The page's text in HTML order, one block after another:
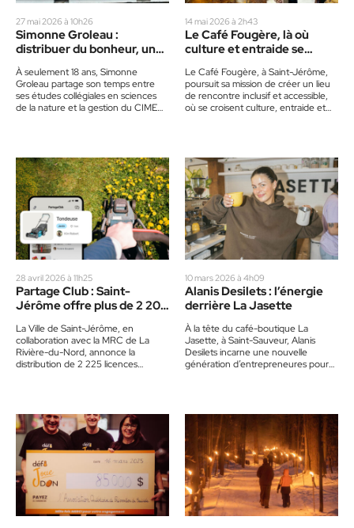
27 mai 2026 à 10h26
Simonne Groleau :
distribuer du bonheur, une
crème glacée à la fois
À seulement 18 ans, Simonne
Groleau partage son temps entre
ses études collégiales en sciences
de la nature et la gestion du CIME
14 mai 2026 à 2h43
Le Café Fougère, là où
culture et entraide se
Le Café Fougère, à Saint-Jérôme,
poursuit sa mission de créer un lieu
de rencontre inclusif et accessible,
où se croisent culture, entraide et
28 avril 2026 à 11h25
Partage Club : Saint-
Jérôme offre plus de 2 200
d’objets
La Ville de Saint-Jérôme, en
collaboration avec la MRC de La
Rivière-du-Nord, annonce la
distribution de 2 225 licences
10 mars 2026 à 4h09
Alanis Desilets : l’énergie
derrière La Jasette
À la tête du café-boutique La
Jasette, à Saint-Sauveur, Alanis
Desilets incarne une nouvelle
génération d’entrepreneures pour